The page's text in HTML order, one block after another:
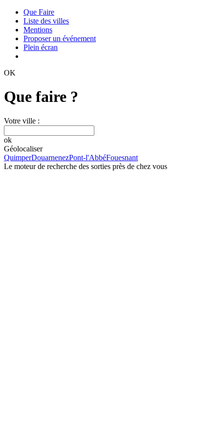
Que Faire
Liste des villes
Mentions
Proposer un événement
Plein écran
OK
Que faire ?
Votre ville :
ok
Géolocaliser
QuimperDouarnenezPont-l'AbbéFouesnant
Le moteur de recherche des sorties près de chez vous